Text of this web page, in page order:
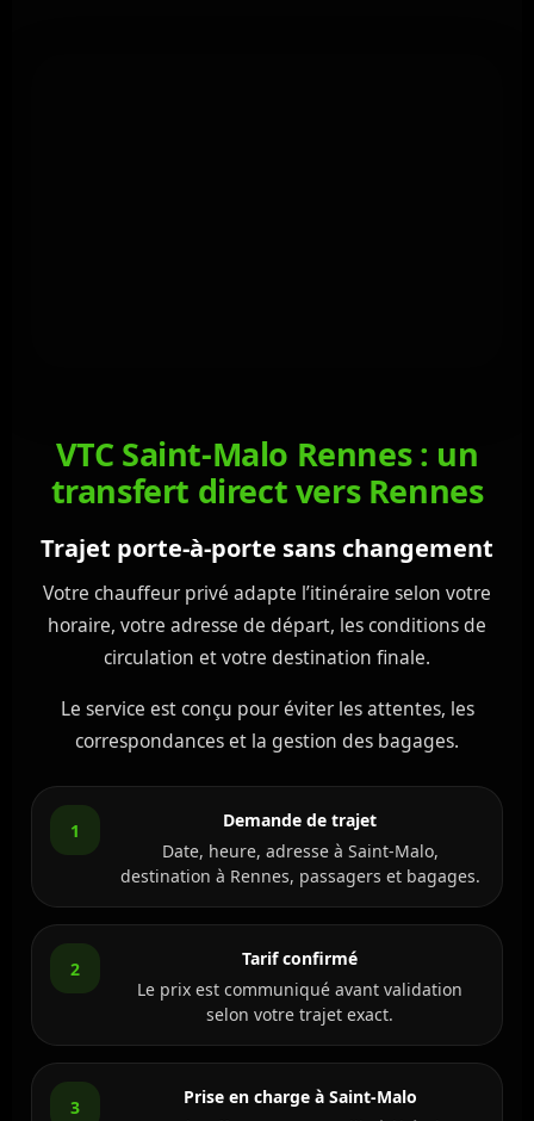
VTC Saint-Malo Rennes : un
transfert direct vers Rennes
Trajet porte-à-porte sans changement
Votre chauffeur privé adapte l’itinéraire selon votre
horaire, votre adresse de départ, les conditions de
circulation et votre destination finale.
Le service est conçu pour éviter les attentes, les
correspondances et la gestion des bagages.
1
Demande de trajet
Date, heure, adresse à Saint-Malo,
destination à Rennes, passagers et bagages.
2
Tarif confirmé
Le prix est communiqué avant validation
selon votre trajet exact.
3
Prise en charge à Saint-Malo